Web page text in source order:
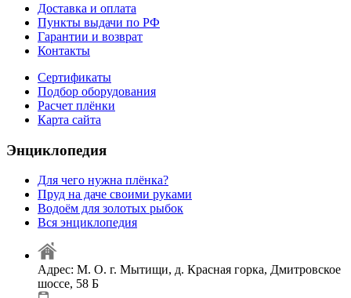
Доставка и оплата
Пункты выдачи по РФ
Гарантии и возврат
Контакты
Сертификаты
Подбор оборудования
Расчет плёнки
Карта сайта
Энциклопедия
Для чего нужна плёнка?
Пруд на даче своими руками
Водоём для золотых рыбок
Вся энциклопедия
Адрес: М. О. г. Мытищи, д. Красная горка, Дмитровское
шоссе, 58 Б